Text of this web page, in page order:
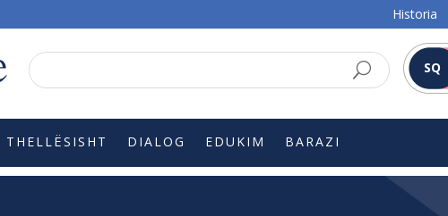
Historia
SQ
THELLËSISHT DIALOG EDUKIM BARAZI